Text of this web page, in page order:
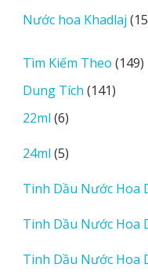
Nước hoa Khadlaj 15
Tìm Kiếm Theo 149
Dung Tích 141141
22ml 66
phẩm
24ml 55
phẩm
Tinh Dầu Nước Hoa
Tinh Dầu Nước Hoa
Tinh Dầu Nước Hoa